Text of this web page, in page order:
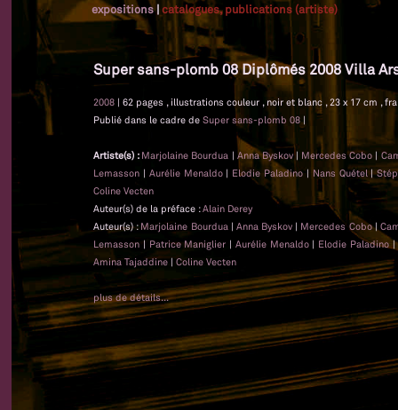
expositions|catalogues, publications (artiste)
Super sans-plomb 08 Diplômés 2008 Villa
2008 | 62 pages , illustrations couleur , noir et blanc , 23 x 17 cm ,
Publié dans le cadre de Super sans-plomb 08 |
Artiste(s) : Marjolaine Bourdua | Anna Byskov| Mercedes Cobo |
Lemasson | Aurélie Menaldo| Elodie Paladino | Nans Quétel|
Coline Vecten
Auteur(s) de la préface :Alain Derey
Auteur(s) : Marjolaine Bourdua | Anna Byskov | Mercedes Cobo|
Lemasson | Patrice Maniglier | Aurélie Menaldo | Elodie Paladino|
Amina Tajaddine | Coline Vecten
plus de détails...